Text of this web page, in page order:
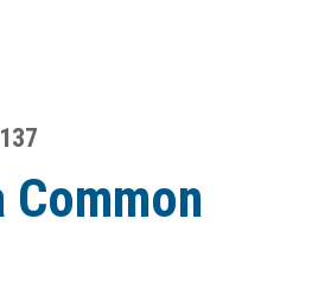
Common